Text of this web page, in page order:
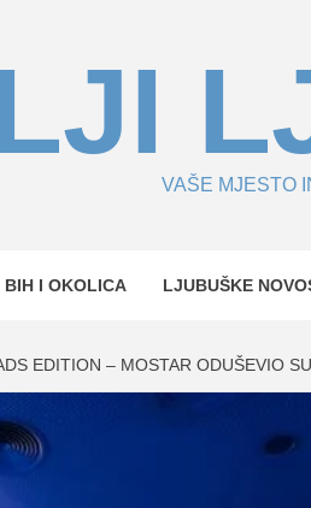
VAŠE MJESTO
BIH I OKOLICA LJUBUŠKE
EDITION – MOSTAR ODUŠEVIO